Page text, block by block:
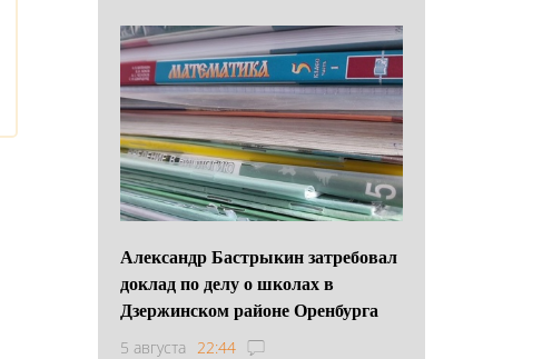
Александр Бастрыкин затребовал
доклад по делу о школах в
Дзержинском районе Оренбурга
5 августа 22:44